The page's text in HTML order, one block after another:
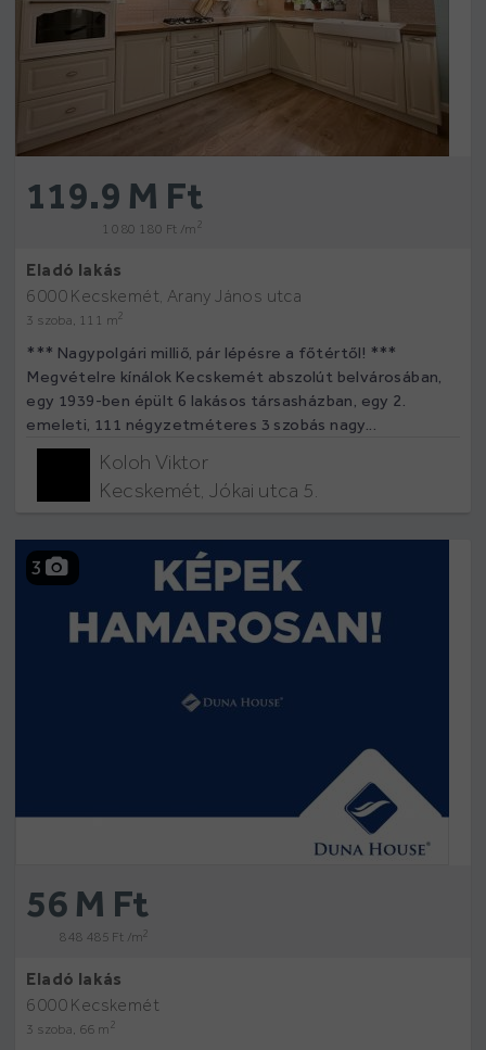
119.9 M Ft
1 080 180 Ft /m 2
Eladó lakás
6000 Kecskemét, Arany János utca
3 szoba, 111 m2
*** Nagypolgári milliő, pár lépésre a főtértől! ***
Megvételre kínálok Kecskemét abszolút belvárosában,
egy 1939-ben épült 6 lakásos társasházban, egy 2.
emeleti, 111 négyzetméteres 3 szobás nagy...
Koloh Viktor
Kecskemét, Jókai utca 5.
3
56 M Ft
848 485 Ft /m2
Eladó lakás
6000 Kecskemét
3 szoba, 66 m 2